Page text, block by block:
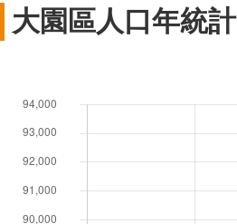
大園區人口年統計